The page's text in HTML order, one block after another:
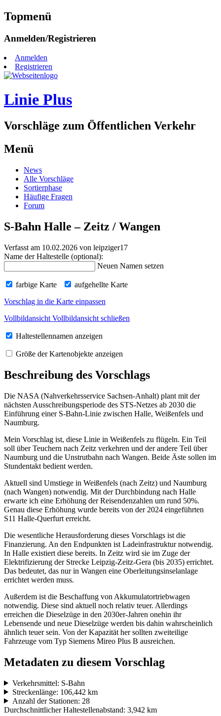
Topmenü
Zum
springen
Anmelden/Registrieren
Anmelden
Registrieren
Linie Plus
Vorschläge zum Öffentlichen Verkehr
Menü
Zum
Inhalt
springen
News
Alle Vorschläge
Sortierphase
Häufige Fragen
Forum
S-Bahn Halle – Zeitz / Wangen
Verfasst am 10.02.2026 von leipziger17
Name der Haltestelle (optional):
Neuen Namen setzen
farbige Karte
aufgehellte Karte
Vorschlag in die Karte einpassen
Vollbildansicht Vollbildansicht schließen
Haltestellennamen anzeigen
Größe der Kartenobjekte anzeigen
Beschreibung des Vorschlags
Die NASA (Nahverkehrsservice Sachsen-Anhalt) plant mit der
nächsten Ausschreibungsperiode des STS-Netzes ab 2030 die
Einführung einer S-Bahn-Linie zwischen Halle, Weißenfels und
Naumburg.
Mein Vorschlag ist, diese Linie in Weißenfels zu flügeln. Ein Teil
soll über Teuchern nach Zeitz verkehren und der andere Teil über
Naumburg und die Unstrutbahn nach Wangen. Beide Äste sollen im
Stundentakt bedient werden.
Aktuell sind Umstiege in Weißenfels (nach Zeitz) und Naumburg
(nach Wangen) notwendig. Mit der Durchbindung nach Halle
erwarte ich eine Erhöhung der Reisendenzahlen um rund 50%.
Genau diese Erhöhung wurde bereits von der 2024 eingeführten
S11 Halle-Querfurt erreicht.
Die wesentliche Herausforderung dieses Vorschlags ist die
Finanzierung. An den Endpunkten ist Ladeinfrastruktur notwendig.
In Halle existiert diese bereits. In Zeitz wird sie im Zuge der
Elektrifizierung der Strecke Leipzig-Zeitz-Gera (bis 2035) errichtet.
Das bedeutet, das nur in Wangen eine Oberleitungsinselanlage
errichtet werden muss.
Außerdem ist die Beschaffung von Akkumulatortriebwagen
notwendig. Diese sind aktuell noch relativ teuer. Allerdings
erreichen die Dieselzüge in den 2030er-Jahren onehin ihr
Lebensende und neue Dieselzüge werden bis dahin wahrscheinlich
ähnlich teuer sein. Von der Kapazität her sollten zweiteilige
Fahrzeuge vom Typ Siemens Mireo Plus B ausreichen.
Metadaten zu diesem Vorschlag
Verkehrsmittel: S-Bahn
Streckenlänge: 106,442 km
Anzahl der Stationen: 28
Durchschnittlicher Haltestellenabstand: 3,942 km